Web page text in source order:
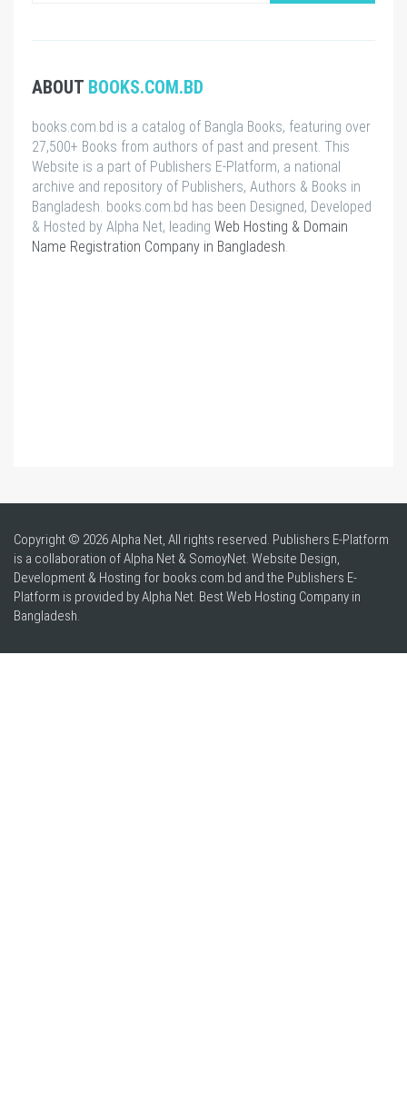
ABOUT BOOKS.COM.BD
books.com.bd is a catalog of Bangla Books, featuring over
27,500+ Books from authors of past and present. This
Website is a part of Publishers E-Platform, a national
archive and repository of Publishers, Authors & Books in
Bangladesh. books.com.bd has been Designed, Developed
& Hosted by Alpha Net, leading Web Hosting & Domain
Name Registration Company in Bangladesh.
Copyright © 2026 Alpha Net, All rights reserved. Publishers E-Platform
is a collaboration of Alpha Net & SomoyNet. Website Design,
Development & Hosting for books.com.bd and the Publishers E-
Platform is provided by Alpha Net. BestWeb Hosting Company in
Bangladesh.